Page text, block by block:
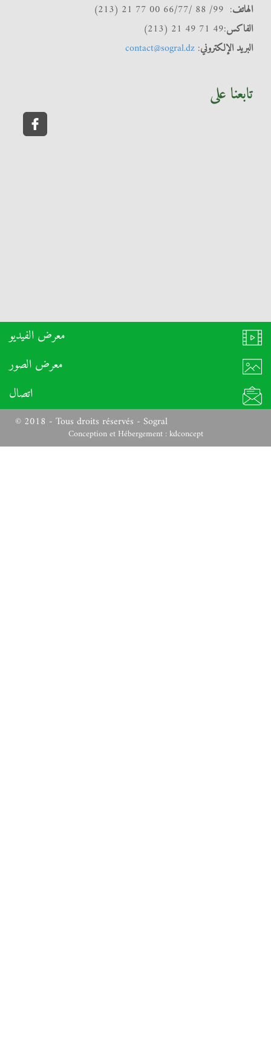
الهاتف: 99/ 88 /66/77 00 77 21 (213)
الفاكس:49 71 49 21 (213)
البريد الإلكتروني:
contact@sogral.dz
تابعنا على
معرض الفيديو
معرض الصور
اتصال
© 2018 - Tous droits réservés - Sogral
Conception et Hébergement : kdconcept